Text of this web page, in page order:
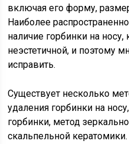
включая его форму,
Наиболее
наличие горбинки на носу,
неэстетичной, и поэтому
исправить.
Существует несколько
удаления горбинки на
горбинки, метод
скальпельной